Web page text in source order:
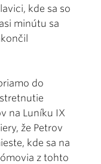
kde sa so
minútu sa
do
na Luníku IX
že Petrov
kde sa na
z tohto